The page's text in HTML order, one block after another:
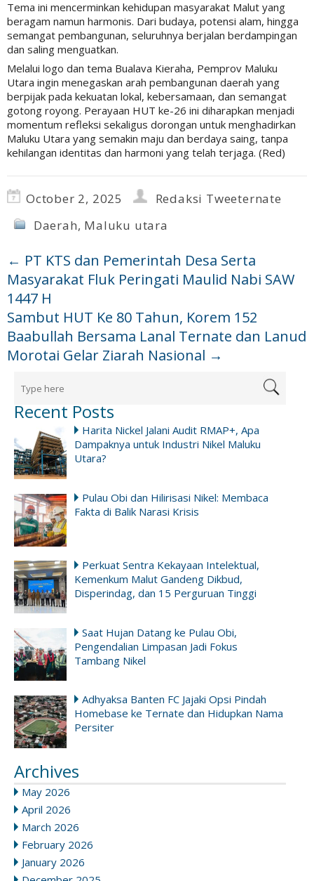
Tema ini mencerminkan kehidupan masyarakat Malut yang
beragam namun harmonis. Dari budaya, potensi alam, hingga
semangat pembangunan, seluruhnya berjalan berdampingan
dan saling menguatkan.
Melalui logo dan tema Bualava Kieraha, Pemprov Maluku
Utara ingin menegaskan arah pembangunan daerah yang
berpijak pada kekuatan lokal, kebersamaan, dan semangat
gotong royong. Perayaan HUT ke-26 ini diharapkan menjadi
momentum refleksi sekaligus dorongan untuk menghadirkan
Maluku Utara yang semakin maju dan berdaya saing, tanpa
kehilangan identitas dan harmoni yang telah terjaga. (Red)
October 2, 2025
Redaksi Tweeternate
Daerah, Maluku utara
← PT KTS dan Pemerintah Desa Serta
Masyarakat Fluk Peringati Maulid Nabi SAW
1447 H
Sambut HUT Ke 80 Tahun, Korem 152
Baabullah Bersama Lanal Ternate dan Lanud
Morotai Gelar Ziarah Nasional →
Recent Posts
Harita Nickel Jalani Audit RMAP+, Apa
Dampaknya untuk Industri Nikel Maluku
Utara?
Pulau Obi dan Hilirisasi Nikel: Membaca
Fakta di Balik Narasi Krisis
Perkuat Sentra Kekayaan Intelektual,
Kemenkum Malut Gandeng Dikbud,
Disperindag, dan 15 Perguruan Tinggi
Saat Hujan Datang ke Pulau Obi,
Pengendalian Limpasan Jadi Fokus
Tambang Nikel
Adhyaksa Banten FC Jajaki Opsi Pindah
Homebase ke Ternate dan Hidupkan Nama
Persiter
Archives
May 2026
April 2026
March 2026
February 2026
January 2026